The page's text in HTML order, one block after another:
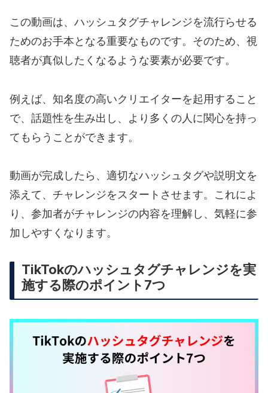
この動画は、ハッシュタグチャレンジを流行らせる
ためのお手本となる重要なものです。そのため、視
聴者が真似したくなるような要素が必要です。
例えば、知名度の高いクリエイターを起用すること
で、話題性を生み出し、より多くの人に関心を持っ
てもらうことができます。
動画が完成したら、適切なハッシュタグや説明文を
添えて、チャレンジをスタートさせます。これによ
り、参加者がチャレンジの内容を理解し、気軽に参
加しやすくなります。
TikTokのハッシュタグチャレンジを実
施する際のポイント7つ